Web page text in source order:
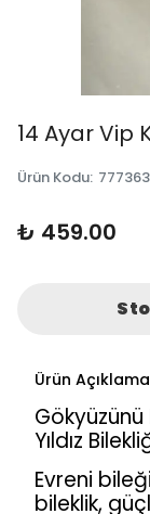
14 Ayar Vip
Ürün Kodu:
₺ 459.00
Ürün
Yıldız
Evreni
bileklik,